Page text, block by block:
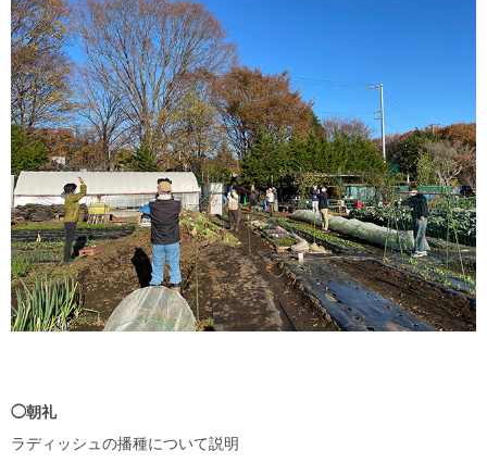
◯朝礼
ラディッシュの播種について説明